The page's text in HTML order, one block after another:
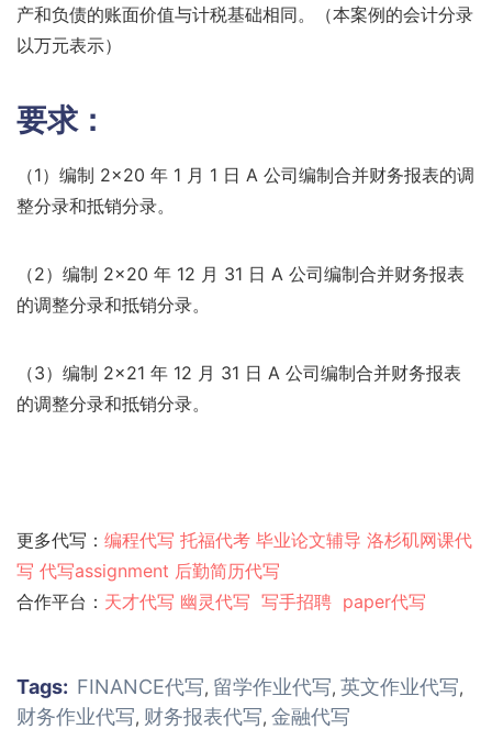
产和负债的账面价值与计税基础相同。（本案例的会计分录
以万元表示）
要求：
（1）编制 2×20 年 1 月 1 日 A 公司编制合并财务报表的调
整分录和抵销分录。
（2）编制 2×20 年 12 月 31 日 A 公司编制合并财务报表
的调整分录和抵销分录。
（3）编制 2×21 年 12 月 31 日 A 公司编制合并财务报表
的调整分录和抵销分录。
更多代写： 编程代写 托福代考 毕业论文辅导 洛杉矶网课代
写 代写assignment 后勤简历代写
合作平台： 天才代写 幽灵代写 写手招聘 paper代写
Tags: FINANCE代写, 留学作业代写, 英文作业代写,
财务作业代写, 财务报表代写, 金融代写